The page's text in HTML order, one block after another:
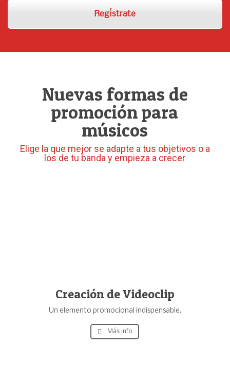
Regístrate
Nuevas formas de
promoción para
músicos
Elige la que mejor se adapte a tus objetivos o a
los de tu banda y empieza a crecer
Creación de Videoclip
Un elemento promocional indispensable.
Más info